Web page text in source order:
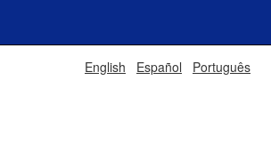
English Español Português